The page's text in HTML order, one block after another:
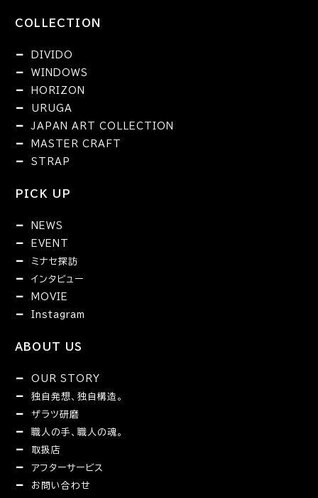
COLLECTION
DIVIDO
WINDOWS
HORIZON
URUGA
JAPAN ART COLLECTION
MASTER CRAFT
STRAP
PICK UP
NEWS
EVENT
ミナセ探訪
インタビュー
MOVIE
Instagram
ABOUT US
OUR STORY
独自発想、独自構造。
ザラツ研磨
職人の手、職人の魂。
取扱店
アフターサービス
お問い合わせ